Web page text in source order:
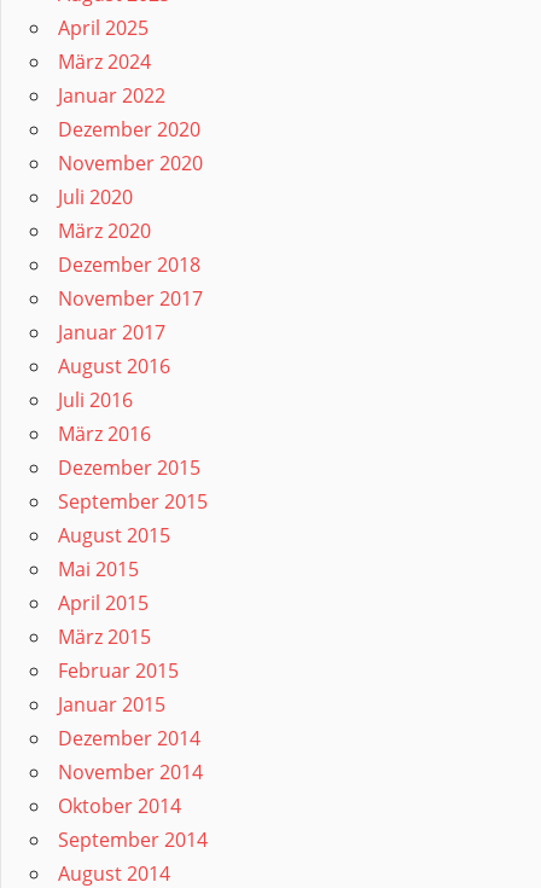
April 2025
März 2024
Januar 2022
Dezember 2020
November 2020
Juli 2020
März 2020
Dezember 2018
November 2017
Januar 2017
August 2016
Juli 2016
März 2016
Dezember 2015
September 2015
August 2015
Mai 2015
April 2015
März 2015
Februar 2015
Januar 2015
Dezember 2014
November 2014
Oktober 2014
September 2014
August 2014